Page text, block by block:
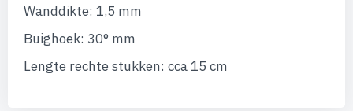
Wanddikte: 1,5 mm
Buighoek: 30° mm
Lengte rechte stukken: cca 15 cm